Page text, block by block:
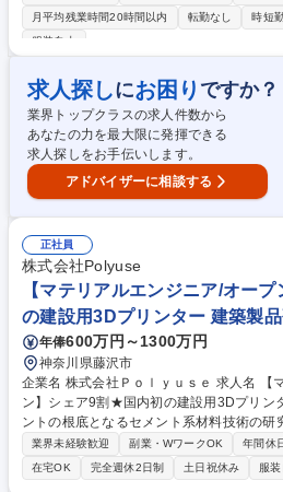
育成します！※常駐する物件は自宅から1時間半以内。
案件：同社が受託管理するオフィスビルや
視、点検や各種法令に基づく業務 ■物件の
やレポート作成業務 ※建物の改変を伴う作業はなし。 募
歓迎【豊中市】AI時代でもなくならない！
月平均残業時間20時間以内
転勤なし 時短
服装自由
求人探しにお困り ですか？
業界トップクラスの求人件数から
あなたの力を最大限に発揮できる
求人探しをお手伝いします。
アドバイザーに相談する
正社員
株式会社Polyuse
【マテリアルエンジニア/オー
の建設用3Dプリンター 建築製
年俸600万円～1300万円
神奈川県藤沢市
企業名 株式会社Ｐｏｌｙｕｓｅ 求人名 【マテリアルエンジニア/オープ
ン】シェア9割★国内初の建設用3Dプリンター 仕事の内容 建設用
ントの根底となるセメント系材料技術の
Dプリントを通して顧客のペインの解消を
れまでのご経験に合わせて研究開発をお任せします。 ■3D
よび造形物の品質管理基準と評価方法の構
業界未経験歓迎 副業・WワークOK 年間休
在宅OK
完全週休2日制 土日祝休み 服